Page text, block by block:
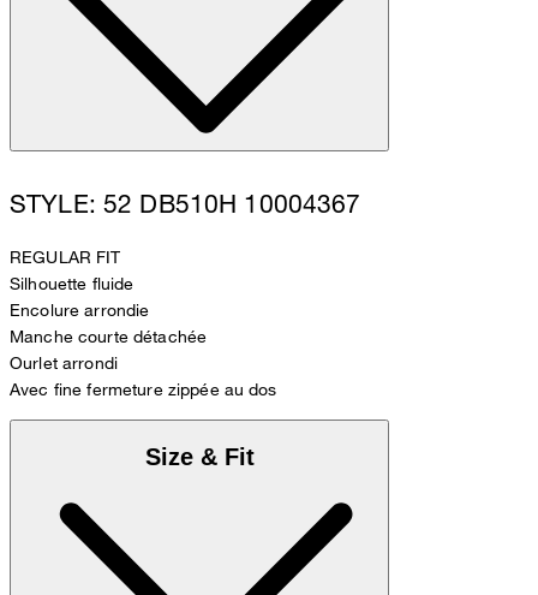
STYLE: 52 DB510H 10004367
REGULAR FIT
Silhouette fluide
Encolure arrondie
Manche courte détachée
Ourlet arrondi
Avec fine fermeture zippée au dos
Size & Fit